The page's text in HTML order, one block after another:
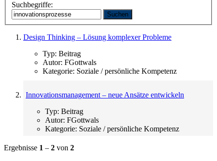
Suchbegriffe:
Suchen
Design Thinking – Lösung komplexer Probleme
Typ: Beitrag
Autor: FGottwals
Kategorie: Soziale / persönliche Kompetenz
Innovationsmanagement – neue Ansätze entwickeln
Typ: Beitrag
Autor: FGottwals
Kategorie: Soziale / persönliche Kompetenz
Ergebnisse 1 – 2 von 2